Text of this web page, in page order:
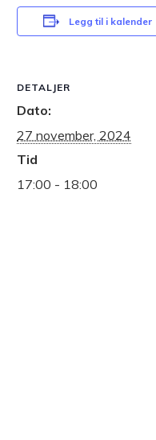
Legg til i kalender
DETALJER
Dato:
27 november, 2024
Tid
17:00 - 18:00